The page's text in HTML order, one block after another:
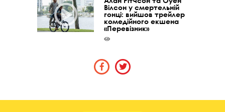
Вілсон у смертельній
гонці: вийшов трейлер
комедійного екшена
«Перевізник»